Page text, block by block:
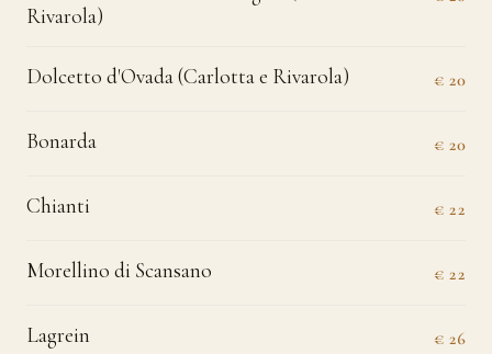
Rivarola)
Dolcetto d'Ovada (Carlotta e Rivarola) € 20
Bonarda € 20
Chianti € 22
Morellino di Scansano € 22
Lagrein € 26